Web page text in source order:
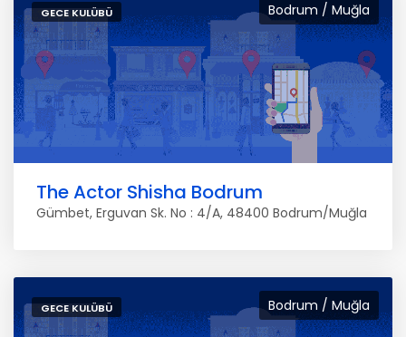
Bodrum / Muğla
GECE KULÜBÜ
The Actor Shisha Bodrum
Gümbet, Erguvan Sk. No : 4/A, 48400 Bodrum/Muğla
Bodrum / Muğla
GECE KULÜBÜ